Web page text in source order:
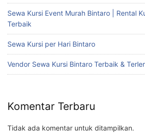
Sewa Kursi Event Murah Bintaro | Rental
Terbaik
Sewa Kursi per Hari Bintaro
Vendor Sewa Kursi Bintaro Terbaik &
Komentar Terbaru
Tidak ada komentar untuk ditampilkan.